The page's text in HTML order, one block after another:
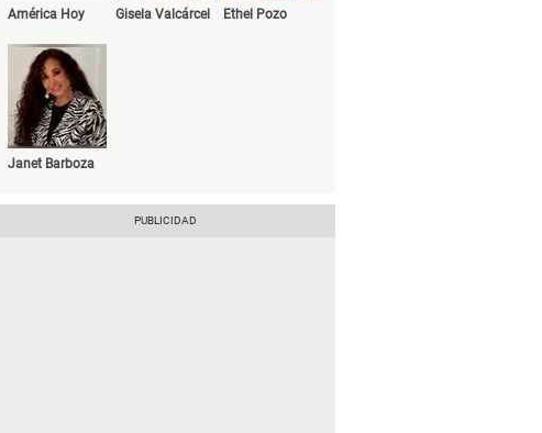
América Hoy Gisela Valcárcel Ethel Pozo
Janet Barboza